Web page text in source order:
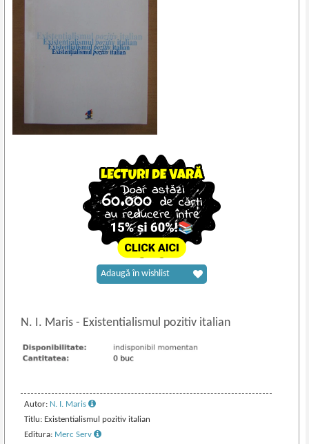
N. I. Maris- Existentialismul pozitiv italian
Autor: N. I. Maris
Titlu: Existentialismul pozitiv italian
Editura: Merc Serv
Adaugă în wishlist